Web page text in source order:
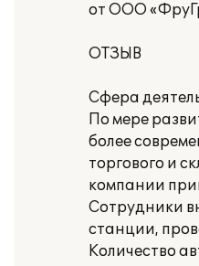
от ООО
ОТЗЫВ
Сфера
По мере
более
торгового и
компании
Сотрудники
станции,
Количество